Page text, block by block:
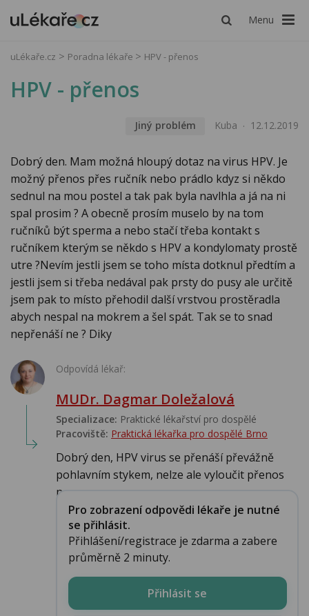
Menu
uLékaře.cz Poradna lékaře HPV - přenos
HPV - přenos
Jiný problém Kuba 12.12.2019
Dobrý den. Mam možná hloupý dotaz na virus HPV. Je
možný přenos přes ručník nebo prádlo kdyz si někdo
sednul na mou postel a tak pak byla navlhla a já na ni
spal prosim ? A obecně prosím muselo by na tom
ručníků být sperma a nebo stačí třeba kontakt s
ručníkem kterým se někdo s HPV a kondylomaty prostě
utre ?Nevím jestli jsem se toho místa dotknul předtím a
jestli jsem si třeba nedával pak prsty do pusy ale určitě
jsem pak to místo přehodil další vrstvou prostěradla
abych nespal na mokrem a šel spát. Tak se to snad
nepřenáší ne ? Diky
Odpovídá lékař:
MUDr. Dagmar Doležalová
Specializace: Praktické lékařství pro dospělé
Pracoviště: Praktická lékařka pro dospělé Brno
Dobrý den, HPV virus se přenáší převážně
pohlavním stykem, nelze ale vyloučit přenos
n...
Pro zobrazení odpovědi lékaře je nutné
se přihlásit.
Přihlášení/registrace je zdarma a zabere
průměrně 2 minuty.
Přihlásit se